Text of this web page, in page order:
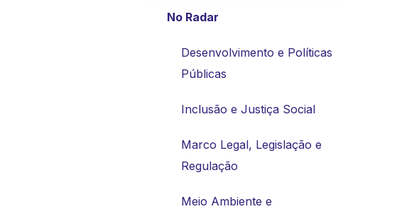
No Radar
Desenvolvimento e Políticas
Públicas
Inclusão e Justiça Social
Marco Legal, Legislação e
Regulação
Meio Ambiente e